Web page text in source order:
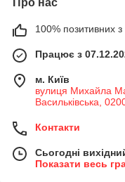
100% позитивних з
Працює з
м. Київ
вулиця Михайла
Васильківська,
Контакти
Сьогодні
Показати весь